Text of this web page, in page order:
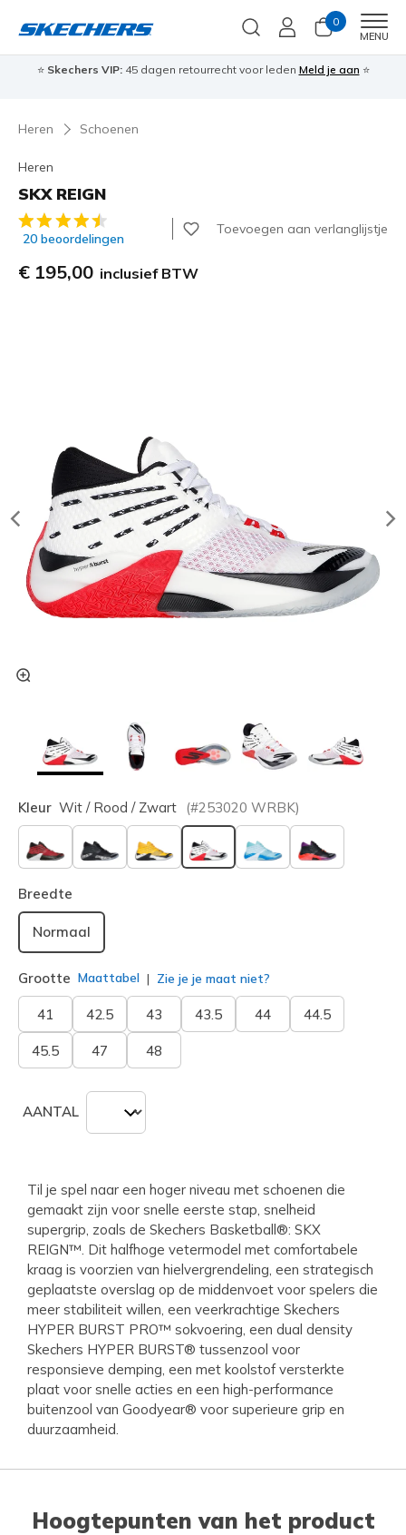
0
MENU
⭐ Skechers VIP:45 dagen retourrecht voor leden Meld je aan ⭐
Heren Schoenen
Heren
SKX REIGN
3,6 van de 5 klantbeoordelingen
20 beoordelingen
Toevoegen aan verlanglijstje
€ 195,00 inclusief BTW
Kleur Wit / Rood / Zwart (#253020 WRBK)
geselecteerd
Breedte
Normaal
Grootte Maattabel Zie je je maat niet?
41 42.5 43 43.5 44 44.5
45.5 47 48
AANTAL
Til je spel naar een hoger niveau met schoenen die
gemaakt zijn voor snelle eerste stap, snelheid
supergrip, zoals de Skechers Basketball®: SKX
REIGN™. Dit halfhoge vetermodel met comfortabele
kraag is voorzien van hielvergrendeling, een strategisch
geplaatste overslag op de middenvoet voor spelers die
meer stabiliteit willen, een veerkrachtige Skechers
HYPER BURST PRO™ sokvoering, een dual density
Skechers HYPER BURST® tussenzool voor
responsieve demping, een met koolstof versterkte
plaat voor snelle acties en een high-performance
buitenzool van Goodyear® voor superieure grip en
duurzaamheid.
Hoogtepunten van het product